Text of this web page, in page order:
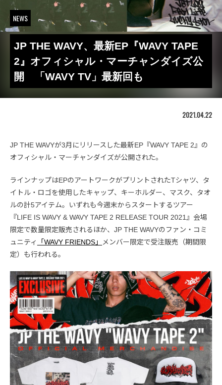
NEWS
JP THE WAVY、最新EP『WAVY TAPE
2』オフィシャル・マーチャンダイズ公
開 「WAVY TV」最新回も
2021.04.22
JP THE WAVYが3月にリリースした最新EP『WAVY TAPE 2』の
オフィシャル・マーチャンダイズが公開された。
ラインナップはEPのアートワークがプリントされたTシャツ、タ
イトル・ロゴを使用したキャップ、キーホルダー、マスク、タオ
ルの計5アイテム。いずれも今週末からスタートするツアー
『LIFE IS WAVY & WAVY TAPE 2 RELEASE TOUR 2021』会場
限定で数量限定販売されるほか、JP THE WAVYのファン・コミ
ュニティ
「WAVY FRIENDS」
メンバー限定で受注販売（期間限
定）も行われる。